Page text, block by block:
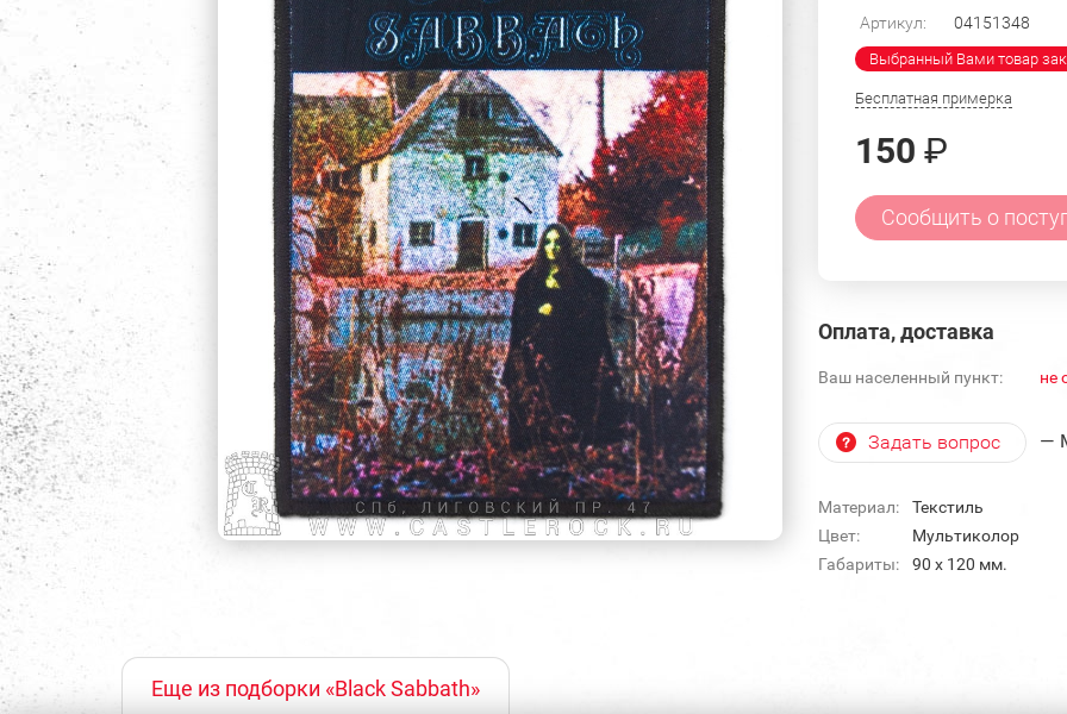
Артикул: 04151348
Выбранный Вами товар
Бесплатная примерка
150 ₽
Сообщить о
Оплата, доставка
Ваш населенный пункт: не
Задать вопрос —
Материал:
Текстиль
Цвет:
Мультиколор
Габариты:
90 х 120 мм.
Еще из подборки «Black Sabbath»